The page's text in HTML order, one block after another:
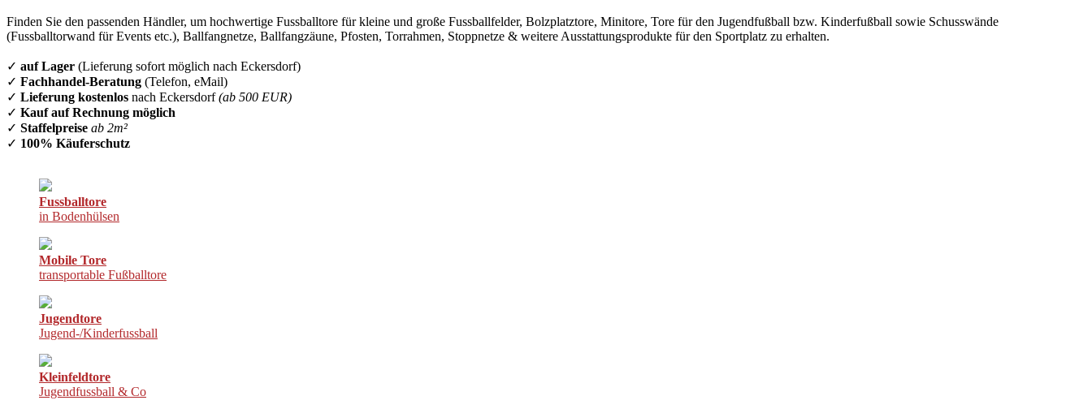
Finden Sie den passenden Händler, um hochwertige Fussballtore für kleine und große Fussballfelder, Bolzplatztore, Minitore, Tore für den Jugendfußball bzw. Kinderfußball sowie Schusswände
(Fussballtorwand für Events etc.), Ballfangnetze, Ballfangzäune, Pfosten, Torrahmen, Stoppnetze & weitere Ausstattungsprodukte für den Sportplatz zu erhalten.
✓ auf Lager (Lieferung sofort möglich nach Eckersdorf)
✓ Fachhandel-Beratung (Telefon, eMail)
✓ Lieferung kostenlos nach Eckersdorf(ab 500 EUR)
✓ Kauf auf Rechnung möglich
✓ Staffelpreise ab 2m²
✓ 100% Käuferschutz
Fussballtore
in Bodenhülsen
Mobile Tore
transportable Fußballtore
Jugendtore
Jugend-/Kinderfussball
Kleinfeldtore
Jugendfussball & Co